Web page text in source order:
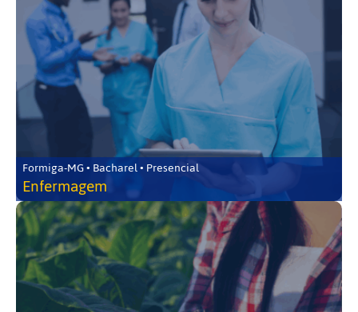
Formiga-MG • Bacharel • Presencial
Enfermagem